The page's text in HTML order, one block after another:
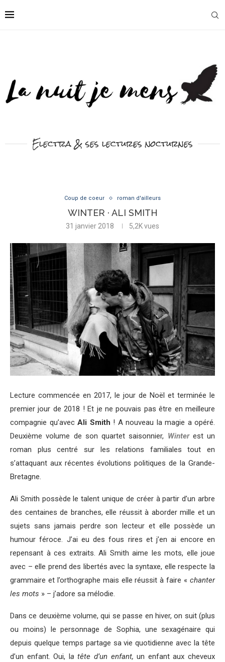
Electra & ses lectures nocturnes
Coup de coeur roman d'ailleurs
WINTER · ALI SMITH
31 janvier 2018 5,2Kvues
Lecture commencée en 2017, le jour de Noël et terminée le
premier jour de 2018 ! Et je ne pouvais pas être en meilleure
compagnie qu’avec Ali Smith ! A nouveau la magie a opéré.
Deuxième volume de son quartet saisonnier, Winterest un
roman plus centré sur les relations familiales tout en
s’attaquant aux récentes évolutions politiques de la Grande-
Bretagne.
Ali Smith possède le talent unique de créer à partir d’un arbre
des centaines de branches, elle réussit à aborder mille et un
sujets sans jamais perdre son lecteur et elle possède un
humour féroce. J’ai eu des fous rires et j’en ai encore en
repensant à ces extraits. Ali Smith aime les mots, elle joue
avec – elle prend des libertés avec la syntaxe, elle respecte la
grammaire et l’orthographe mais elle réussit à faire « chanter
les mots » – j’adore sa mélodie.
Dans ce deuxième volume, qui se passe en hiver, on suit (plus
ou moins) le personnage de Sophia, une sexagénaire qui
depuis quelque temps partage sa vie quotidienne avec la tête
d’un enfant. Oui, la tête d’un enfant, un enfant aux cheveux